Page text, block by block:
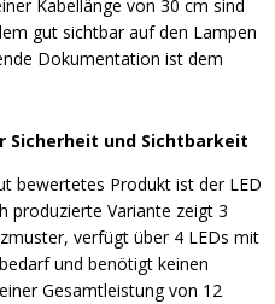
Kabellänge von 30 cm sind
gut sichtbar auf den Lampen
Dokumentation ist dem
und Sichtbarkeit
bewertetes Produkt ist der LED
produzierte Variante zeigt 3
verfügt über 4 LEDs mit
und benötigt keinen
Gesamtleistung von 12